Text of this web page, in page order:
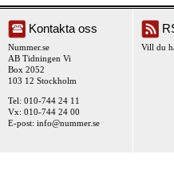
Kontakta oss
Nummer.se
AB Tidningen Vi
Box 2052
103 12 Stockholm
Tel: 010-744 24 11
Vx: 010-744 24 00
E-post: info@nummer.se
Vill du